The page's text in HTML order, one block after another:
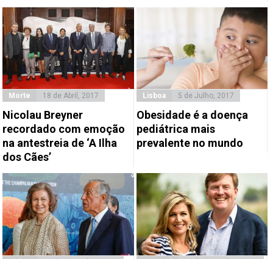
Morte 18 de Abril, 2017
Nicolau Breyner
recordado com emoção
na antestreia de ‘A Ilha
dos Cães’
Lisboa 5 de Julho, 2017
Obesidade é a doença
pediátrica mais
prevalente no mundo